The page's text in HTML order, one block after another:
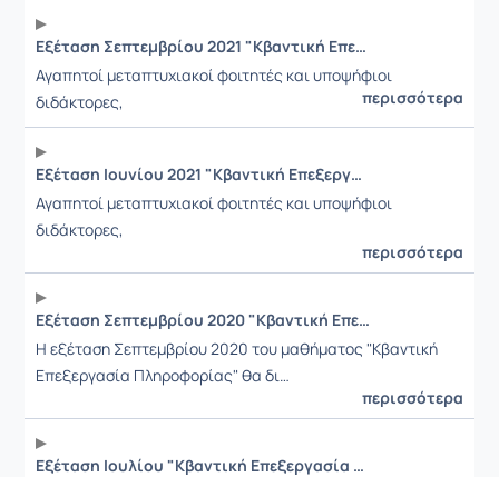
Εξέταση Σεπτεμβρίου 2021 "Κβαντική Επεξεργασία Πληροφορίας"
Αγαπητοί μεταπτυχιακοί φοιτητές και υποψήφιοι
διδάκτορες,
περισσότερα
Εξέταση Ιουνίου 2021 "Κβαντική Επεξεργασία Πληροφορίας"
Αγαπητοί μεταπτυχιακοί φοιτητές και υποψήφιοι
διδάκτορες,
περισσότερα
Εξέταση Σεπτεμβρίου 2020 "Κβαντική Επεξεργασία Πληροφορίας"
Η εξέταση Σεπτεμβρίου 2020 του μαθήματος "Κβαντική
Επεξεργασία Πληροφορίας" θα δι…
περισσότερα
Εξέταση Ιουλίου "Κβαντική Επεξεργασία Πληροφορίας"